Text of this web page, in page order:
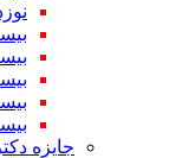
جایزه